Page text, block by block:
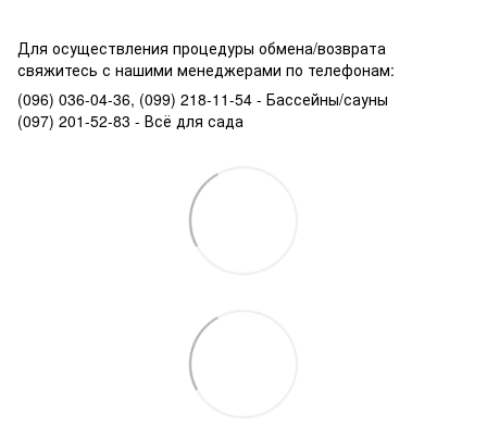
Для осуществления процедуры обмена/возврата
свяжитесь с нашими менеджерами по телефонам:
(096) 036-04-36, (099) 218-11-54 - Бассейны/сауны
(097) 201-52-83 - Всё для сада